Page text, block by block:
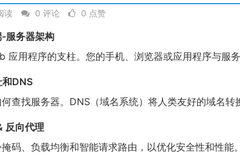
读 0 评论 0 点赞
-服务器架构
应用程序的支柱。您的手机、浏览器或应用程序与服
和DNS
查找服务器。DNS（域名系统）将人类友好的域名转
反向代理
码、负载均衡和智能请求路由，以优化安全性和性能。